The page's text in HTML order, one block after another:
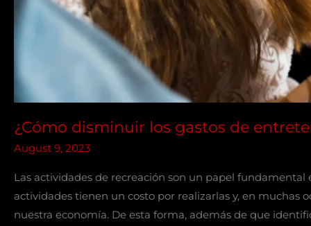
¿Cómo disminuir los gastos de
August 9, 2023
Las actividades de recreación son un papel
actividades tienen un costo por realizarlas y, en muchas
nuestra economía. De esta forma, además de que